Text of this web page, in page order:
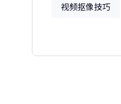
视频抠像技巧